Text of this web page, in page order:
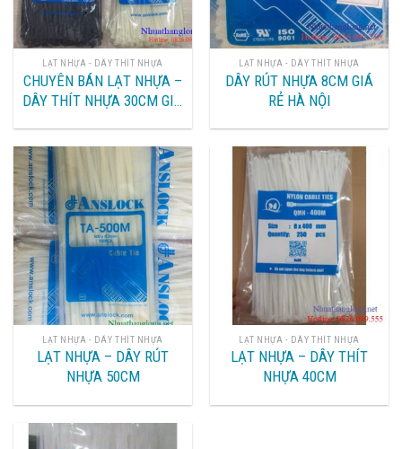
LẠT NHỰA - DÂY THÍT NHỰA
CHUYÊN BÁN LẠT NHỰA –
DÂY THÍT NHỰA 30CM GIÁ
LẠT NHỰA - DÂY THÍT NHỰA
DÂY RÚT NHỰA 8CM GIÁ
RẺ HÀ NỘI
LẠT NHỰA - DÂY THÍT NHỰA
LẠT NHỰA – DÂY RÚT
NHỰA 50CM
LẠT NHỰA - DÂY THÍT NHỰA
LẠT NHỰA – DÂY THÍT
NHỰA 40CM